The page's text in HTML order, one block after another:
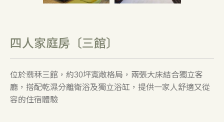
四人家庭房〔三館〕
位於翡秝三館，約30坪寬敞格局，兩張大床結合獨立客
廳，搭配乾濕分離衛浴及獨立浴缸，提供一家人舒適又從
容的住宿體驗